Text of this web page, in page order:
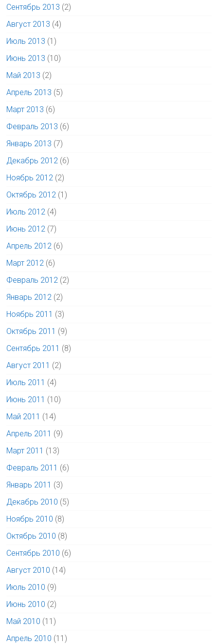
Сентябрь 2013 (2)
Август 2013 (4)
Июль 2013 (1)
Июнь 2013 (10)
Май 2013 (2)
Апрель 2013 (5)
Март 2013 (6)
Февраль 2013 (6)
Январь 2013 (7)
Декабрь 2012 (6)
Ноябрь 2012 (2)
Октябрь 2012 (1)
Июль 2012 (4)
Июнь 2012 (7)
Апрель 2012 (6)
Март 2012 (6)
Февраль 2012 (2)
Январь 2012 (2)
Ноябрь 2011 (3)
Октябрь 2011 (9)
Сентябрь 2011 (8)
Август 2011 (2)
Июль 2011 (4)
Июнь 2011 (10)
Май 2011 (14)
Апрель 2011 (9)
Март 2011 (13)
Февраль 2011 (6)
Январь 2011 (3)
Декабрь 2010 (5)
Ноябрь 2010 (8)
Октябрь 2010 (8)
Сентябрь 2010 (6)
Август 2010 (14)
Июль 2010 (9)
Июнь 2010 (2)
Май 2010 (11)
Апрель 2010 (11)